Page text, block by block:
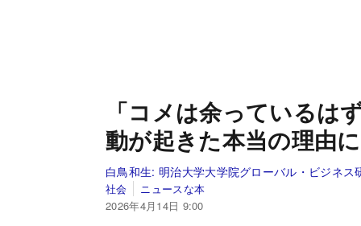
「コメは余っているは
動が起きた本当の理由
白鳥和生: 明治大学大学院グローバル・ビジネス
社会
ニュースな本
2026年4月14日 9:00